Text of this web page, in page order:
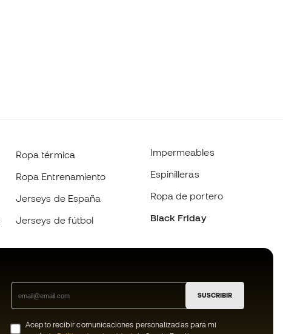
Ropa térmica
Ropa Entrenamiento
Jerseys de España
Jerseys de fútbol
Impermeables
Espinilleras
Ropa de portero
Black Friday
SUSCRIBIR
Acepto recibir comunicaciones personalizadas para mi